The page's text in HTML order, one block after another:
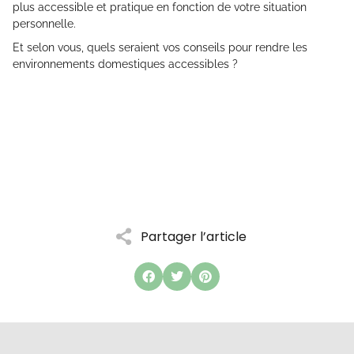
Partager l’article
plus accessible et pratique en fonction de votre situation
personnelle.
Et selon vous, quels seraient vos conseils pour rendre les
environnements domestiques accessibles ?